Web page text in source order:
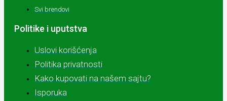
Svi brendovi
Politike i uputstva
Uslovi korišćenja
Politika privatnosti
Kako kupovati na našem sajtu?
Isporuka